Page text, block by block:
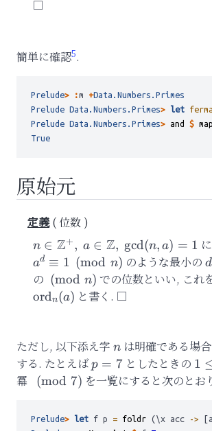
簡単に確認5.
Prelude> :m +Data.Numbers.Primes
Prelude Data.Numbers.Primes> let
Prelude Data.Numbers.Primes> and $ map
True
原始元
位数
n
\in\mathbb{Z}^{+},\
a \in\mathbb{Z},\
\gcd(n, a) = 1
n ∈ Z+, a ∈ Z, gcd(n, a) = 1
ad ≡ 1 (mod n) のような最小の d
の \pmod{n}
(mod n) での位数といい, これ
ordn(a) と書く.
ただし, 以下添え字 n
n は明確である場
する. たとえばp=7
p = 7としたときの 1
1
冪
\pmod
(mod 7) を一覧にすると次のとお
Prelude> let f p = foldr (\x acc -> [a